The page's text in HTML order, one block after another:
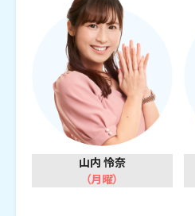
山内 怜奈
（月曜）